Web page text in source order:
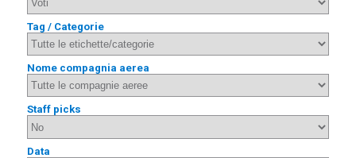
Tag / Categorie
Nome compagnia aerea
Staff picks
Data